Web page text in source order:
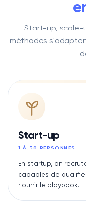
Start-up, scale-
méthodes
Start-up
1 À 30 PERSONNES
En startup, on
capables de
nourrir le playbook.